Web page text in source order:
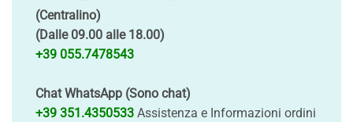
(Centralino)
(Dalle 09.00 alle 18.00)
+39 055.7478543
Chat WhatsApp (Sono chat)
+39 351.4350533 Assistenza e Informazioni ordini